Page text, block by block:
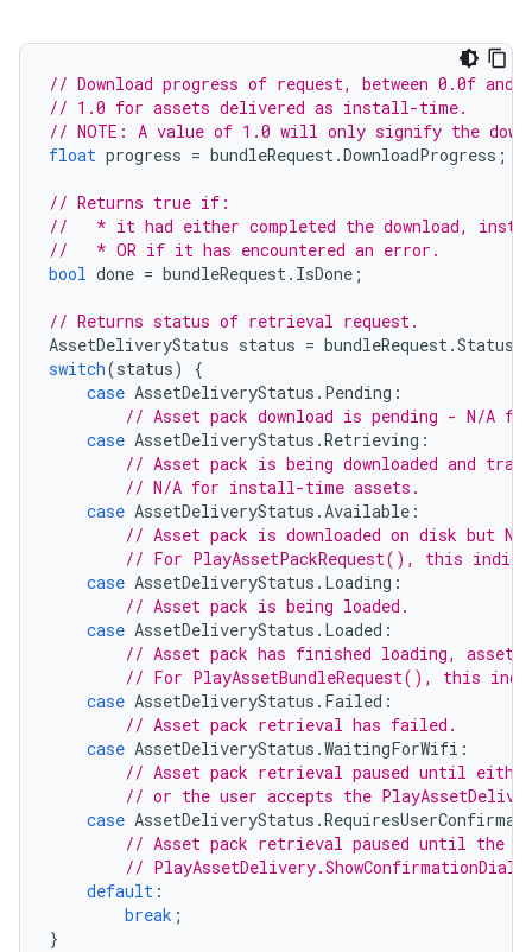
// Download progress of request, between 0.0f
// 1.0 for assets delivered as install-time.
// NOTE: A value of 1.0 will only signify the
float progress = bundleRequest .DownloadProgress ;
// Returns true if:
//   * it had either completed the download,
//   * OR if it has encountered an error.
bool done = bundleRequest . IsDone ;
// Returns status of retrieval request.
AssetDeliveryStatus status = bundleRequest .Status
switch(status)
{
case AssetDeliveryStatus . Pending :
// Asset pack download is pending - N/A
case AssetDeliveryStatus .Retrieving :
// Asset pack is being downloaded and
// N/A for install-time assets.
case AssetDeliveryStatus . Available :
// Asset pack is downloaded on disk but
// For PlayAssetPackRequest(), this
case AssetDeliveryStatus . Loading :
// Asset pack is being loaded.
case AssetDeliveryStatus . Loaded :
// Asset pack has finished loading, assets
// For PlayAssetBundleRequest(), this
case AssetDeliveryStatus . Failed :
// Asset pack retrieval has failed.
case AssetDeliveryStatus .WaitingForWifi :
// Asset pack retrieval paused until
// or the user accepts the
case AssetDeliveryStatus .
// Asset pack retrieval paused until the
//
default :
break ;
}